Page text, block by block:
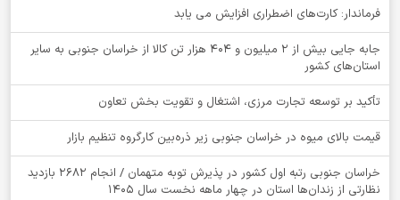
فرماندار: کارت‌های اضطراری افزایش می یابد
جابه جایی بیش از 2 میلیون و 404 هزار تن کالا از خراسان جنوبی به سایر
استان‌های کشور
تأکید بر توسعه تجارت مرزی، اشتغال و تقویت بخش تعاون
قیمت بالای میوه در خراسان جنوبی زیر ذره‌بین کارگروه تنظیم بازار
خراسان جنوبی رتبه اول کشور در پذیرش توبه متهمان / انجام ۲۶۸۲ بازدید
نظارتی از زندان‌ها استان در چهار ماهه نخست سال 1405